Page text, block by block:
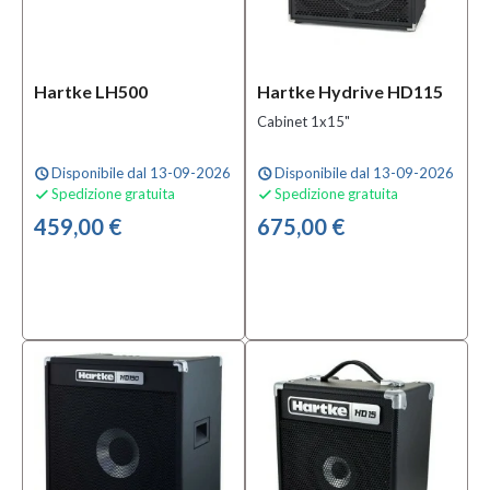
Hartke LH500
scheduleDisponibile dal 13-09-2026
 Spedizione gratuita
459,00 €
Hartke Hydrive HD115
Cabinet 1x15"
scheduleDisponibile dal 13-09-2026
 Spedizione gratuita
675,00 €